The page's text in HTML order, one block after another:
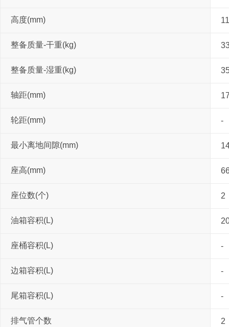
高度(mm)
整备质量-干重(kg)
整备质量-湿重(kg)
轴距(mm)
轮距(mm) -
最小离地间隙(mm)
座高(mm)
座位数(个) 2
油箱容积(L)
座桶容积(L) -
边箱容积(L) -
尾箱容积(L) -
排气管个数 2